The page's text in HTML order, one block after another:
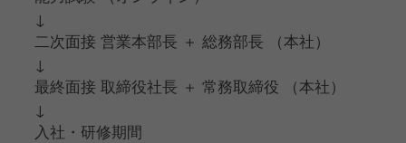
↓
二次面接 営業本部長 ＋ 総務部長 （本社）
↓
最終面接 取締役社長 ＋ 常務取締役 （本社）
↓
入社・研修期間